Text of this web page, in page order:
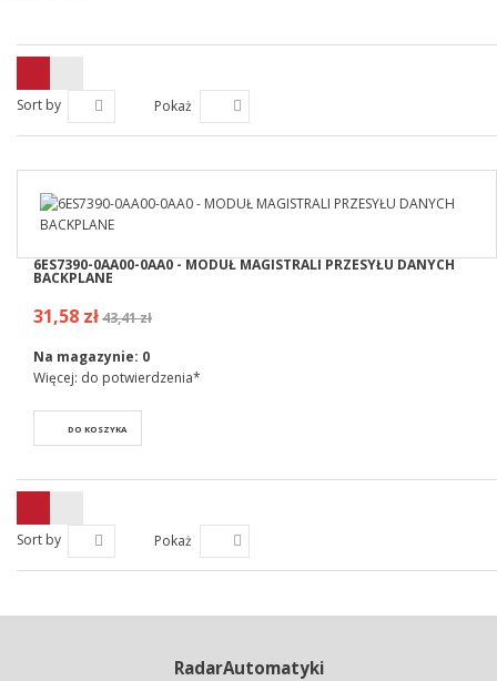
Sort by Pokaż
6ES7390-0AA00-0AA0 - MODUŁ MAGISTRALI PRZESYŁU DANYCH
BACKPLANE
31,58 zł43,41 zł
Na magazynie: 0
Więcej: do potwierdzenia*
DO KOSZYKA
Sort by Pokaż
RadarAutomatyki